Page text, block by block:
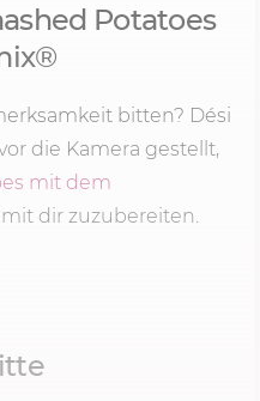
Potatoes
bitten? Dési
die Kamera gestellt,
mit dem
dir zuzubereiten.